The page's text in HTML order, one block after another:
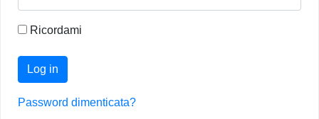
Ricordami
Log in
Password dimenticata?